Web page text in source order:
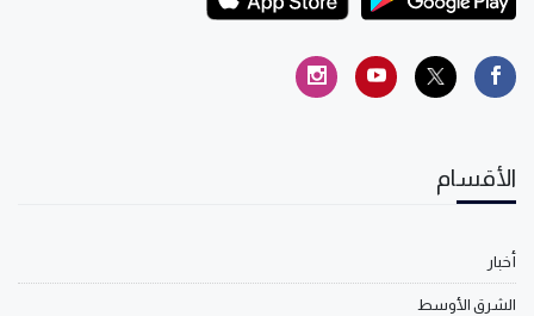
الأقسام
أخبار
الشرق الأوسط